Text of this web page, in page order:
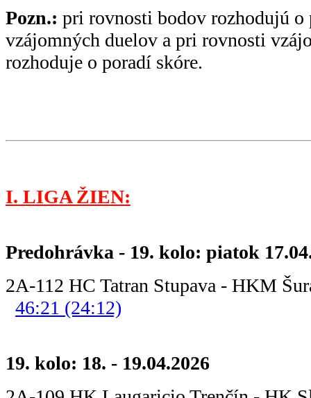
Pozn.: pri rovnosti bodov rozhodujú o
vzájomných duelov a pri rovnosti
rozhoduje o poradí skóre.
I. LIGA ŽIEN:
Predohrávka - 19. kolo: piatok
2A-112 HC Tatran Stupava
46:21 (24:12)
19. kolo: 18. - 19.04.2026